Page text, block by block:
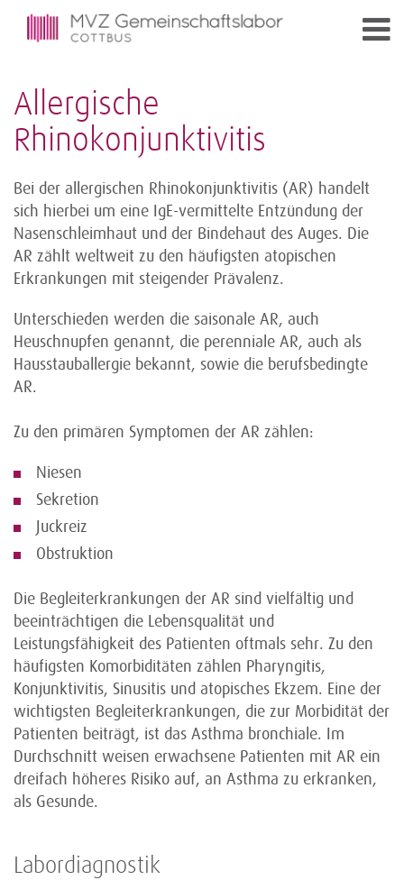
Allergische
Rhinokonjunktivitis
Bei der allergischen Rhinokonjunktivitis (AR) handelt
sich hierbei um eine IgE-vermittelte Entzündung der
Nasenschleimhaut und der Bindehaut des Auges. Die
AR zählt weltweit zu den häufigsten atopischen
Erkrankungen mit steigender Prävalenz.
Unterschieden werden die saisonale AR, auch
Heuschnupfen genannt, die perenniale AR, auch als
Hausstauballergie bekannt, sowie die berufsbedingte
AR.
Zu den primären Symptomen der AR zählen:
Niesen
Sekretion
Juckreiz
Obstruktion
Die Begleiterkrankungen der AR sind vielfältig und
beeinträchtigen die Lebensqualität und
Leistungsfähigkeit des Patienten oftmals sehr. Zu den
häufigsten Komorbiditäten zählen Pharyngitis,
Konjunktivitis, Sinusitis und atopisches Ekzem. Eine der
wichtigsten Begleiterkrankungen, die zur Morbidität der
Patienten beiträgt, ist das Asthma bronchiale. Im
Durchschnitt weisen erwachsene Patienten mit AR ein
dreifach höheres Risiko auf, an Asthma zu erkranken,
als Gesunde.
Labordiagnostik